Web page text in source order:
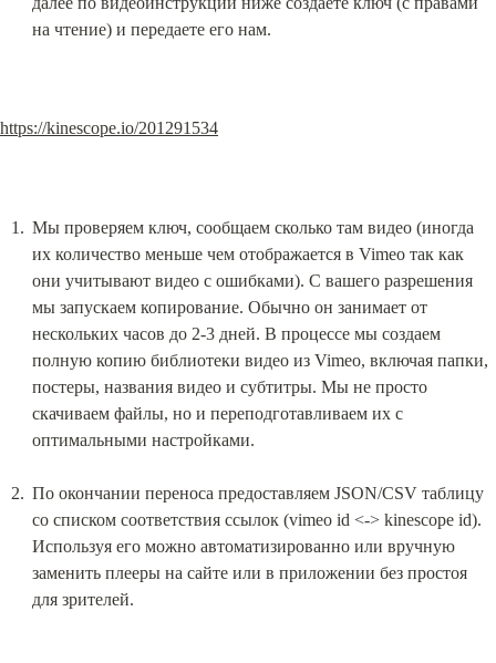
на чтение) и передаете его нам.
https://kinescope.io/201291534
Мы проверяем ключ, сообщаем сколько там видео (иногда
их количество меньше чем отображается в Vimeo так как
они учитывают видео с ошибками). С вашего разрешения
мы запускаем копирование. Обычно он занимает от
нескольких часов до 2-3 дней. В процессе мы создаем
полную копию библиотеки видео из Vimeo, включая папки,
постеры, названия видео и субтитры. Мы не просто
скачиваем файлы, но и переподготавливаем их с
оптимальными настройками.
По окончании переноса предоставляем JSON/CSV таблицу
со списком соответствия ссылок (vimeo id <-> kinescope id).
Используя его можно автоматизированно или вручную
заменить плееры на сайте или в приложении без простоя
для зрителей.